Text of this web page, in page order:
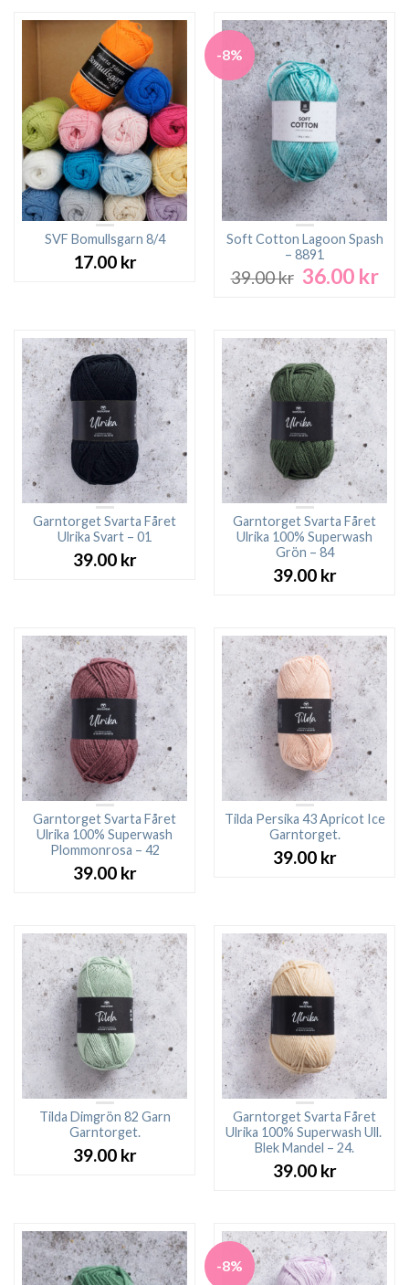
SVF Bomullsgarn 8/4
17.00 kr
-8%
Soft Cotton Lagoon Spash
– 8891
39.00kr Det
39.00 kr.
36.00 krDet
Garntorget Svarta Fåret
Ulrika Svart – 01
39.00 kr
Garntorget Svarta Fåret
Ulrika 100% Superwash
Grön – 84
39.00 kr
Garntorget Svarta Fåret
Ulrika 100% Superwash
Plommonrosa – 42
39.00 kr
Tilda Persika 43 Apricot Ice
Garntorget.
39.00 kr
Tilda Dimgrön 82 Garn
Garntorget.
39.00 kr
Garntorget Svarta Fåret
Ulrika 100% Superwash Ull.
Blek Mandel – 24.
39.00 kr
-8%